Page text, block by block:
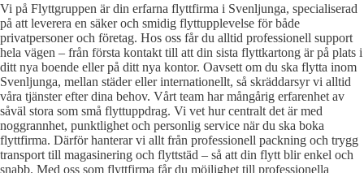
Vi på Flyttgruppen är din erfarna flyttfirma i Svenljunga, specialiserad
på att leverera en säker och smidig flyttupplevelse för både
privatpersoner och företag. Hos oss får du alltid professionell support
hela vägen – från första kontakt till att din sista flyttkartong är på plats i
ditt nya boende eller på ditt nya kontor. Oavsett om du ska flytta inom
Svenljunga, mellan städer eller internationellt, så skräddarsyr vi alltid
våra tjänster efter dina behov. Vårt team har mångårig erfarenhet av
såväl stora som små flyttuppdrag. Vi vet hur centralt det är med
noggrannhet, punktlighet och personlig service när du ska boka
flyttfirma. Därför hanterar vi allt från professionell packning och trygg
transport till magasinering och flyttstäd – så att din flytt blir enkel och
snabb. Med oss som flyttfirma får du möjlighet till professionella